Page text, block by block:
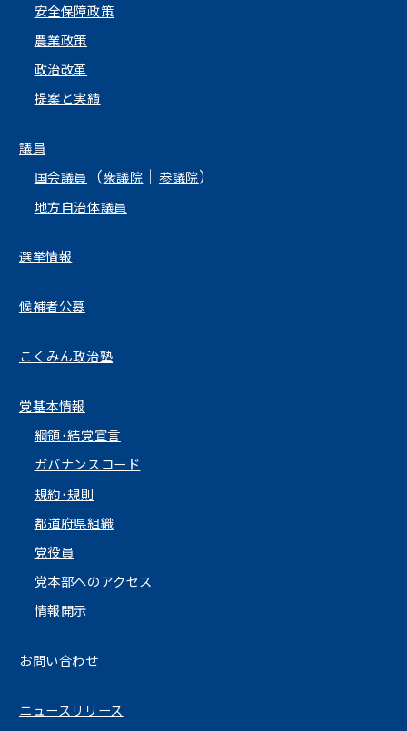
安全保障政策
農業政策
政治改革
提案と実績
議員
国会議員
（衆議院 ｜参議院）
地方自治体議員
選挙情報
候補者公募
こくみん政治塾
党基本情報
綱領･結党宣言
ガバナンスコード
規約･規則
都道府県組織
党役員
党本部へのアクセス
情報開示
お問い合わせ
ニュースリリース